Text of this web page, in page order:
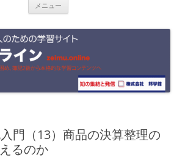
メニュー
門（13）商品の決算整理の
るのか